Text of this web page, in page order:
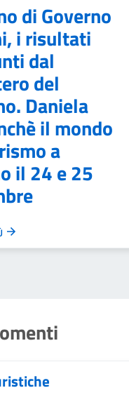
di Governo
i risultati
dal
del
Daniela
il mondo
a
il 24 e 25